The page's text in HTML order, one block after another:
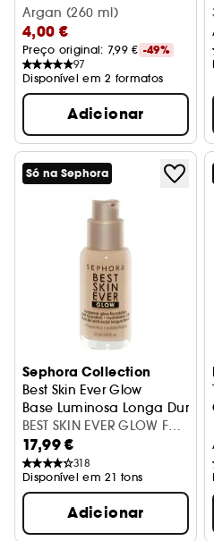
Gel de Banho Duche e
Argan (260 ml)
4,00 €
Preço original: 7,99 € -49%
97
Disponível em 2 formatos
Adicionar
Só na Sephora
Sephora Collection
Best Skin Ever Glow
Base Luminosa Longa
BEST SKIN EVER GLOW FDT-
22 T17.5 N
17,99 €
318
Disponível em 21 tons
Adicionar